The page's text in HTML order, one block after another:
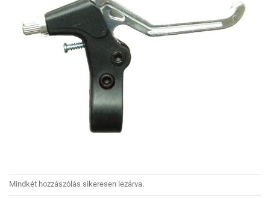
Mindkét hozzászólás sikeresen lezárva.